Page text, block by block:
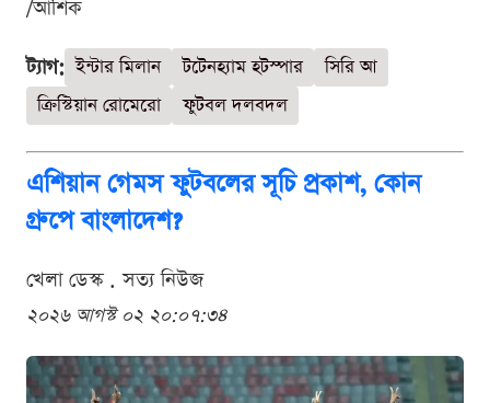
/আশিক
ট্যাগ: ইন্টার মিলান টটেনহ্যাম হটস্পার
সিরি আ
ক্রিস্টিয়ান রোমেরো
ফুটবল দলবদল
এশিয়ান গেমস ফুটবলের সূচি প্রকাশ, কোন
গ্রুপে বাংলাদেশ?
খেলা ডেস্ক . সত্য নিউজ
২০২৬ আগস্ট ০২ ২০:০৭:৩৪